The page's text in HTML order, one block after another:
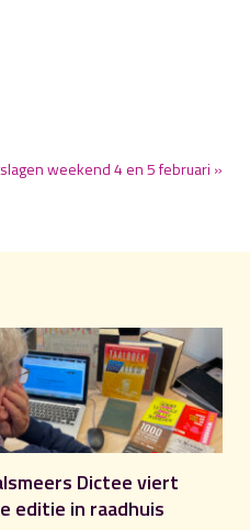
weekend 4 en 5 februari »
Dictee viert
editie in raadhuis